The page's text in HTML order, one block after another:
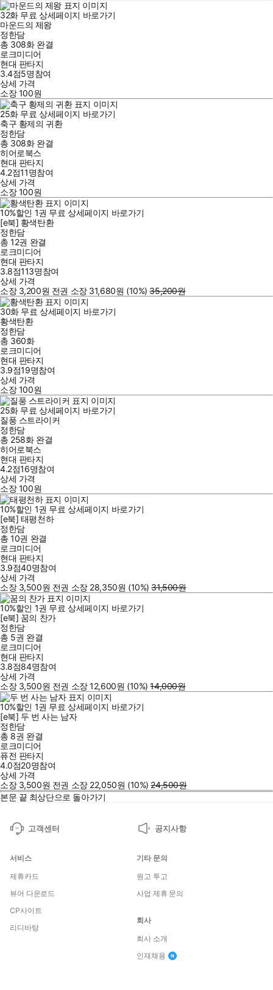
32화 무료 상세페이지 바로가기
마운드의 제왕
정한담
총 308화 완결
로크미디어
현대 판타지
3.4점5명참여
상세 가격
소장100원
25화 무료 상세페이지 바로가기
축구 황제의 귀환
정한담
총 308화 완결
히어로북스
현대 판타지
4.2점11명참여
상세 가격
소장100원
10%할인 1권 무료 상세페이지 바로가기
[e북] 황색탄환
정한담
총 12권 완결
로크미디어
현대 판타지
3.8점113명참여
상세 가격
소장 3,200원 전권 소장 31,680원 (10%) 35,200원
30화 무료 상세페이지 바로가기
황색탄환
정한담
총 360화
로크미디어
현대 판타지
3.9점19명참여
상세 가격
소장100원
25화 무료 상세페이지 바로가기
질풍 스트라이커
정한담
총 258화 완결
히어로북스
현대 판타지
4.2점16명참여
상세 가격
소장100원
10%할인 1권 무료 상세페이지 바로가기
[e북] 태평천하
정한담
총 10권 완결
로크미디어
현대 판타지
3.9점40명참여
상세 가격
소장 3,500원 전권 소장 28,350원 (10%) 31,500원
10%할인 1권 무료 상세페이지 바로가기
[e북] 꿈의 찬가
정한담
총 5권 완결
로크미디어
현대 판타지
3.8점84명참여
상세 가격
소장 3,500원 전권 소장12,600원 (10%) 14,000원
10%할인 1권 무료 상세페이지 바로가기
[e북] 두 번 사는 남자
정한담
총 8권 완결
로크미디어
퓨전 판타지
4.0점20명참여
상세 가격
소장 3,500원 전권 소장 22,050원 (10%) 24,500원
본문 끝 최상단으로 돌아가기
고객센터 공지사항
서비스
제휴카드
뷰어 다운로드
CP사이트
리디바탕
기타 문의
원고 투고
사업 제휴 문의
회사
회사 소개
인재채용